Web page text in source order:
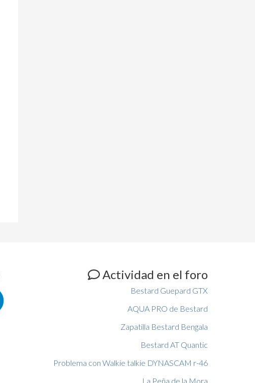
Actividad en el foro
Bestard Guepard GTX
AQUA PRO de Bestard
Zapatilla Bestard Bengala
Bestard AT Quantic
Problema con Walkie talkie DYNASCAM r-46
La Peña de la Mora